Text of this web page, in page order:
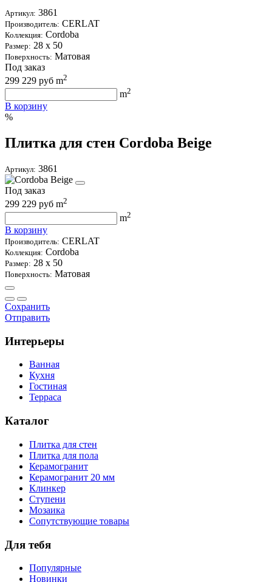
Артикул: 3861
Производитель: CERLAT
Коллекция: Cordoba
Размер: 28 х 50
Поверхность: Матовая
Под заказ
299 229 руб m2
m2
В корзину
%
Плитка для стен Cordoba Beige
Артикул: 3861
Под заказ
299 229 руб m2
m2
В корзину
Производитель: CERLAT
Коллекция: Cordoba
Размер: 28 х 50
Поверхность: Матовая
Сохранить
Отправить
Интерьеры
Ванная
Кухня
Гостиная
Терраса
Каталог
Плитка для стен
Плитка для пола
Керамогранит
Керамогранит 20 мм
Клинкер
Ступени
Мозаика
Сопутствующие товары
Для тебя
Популярные
Новинки